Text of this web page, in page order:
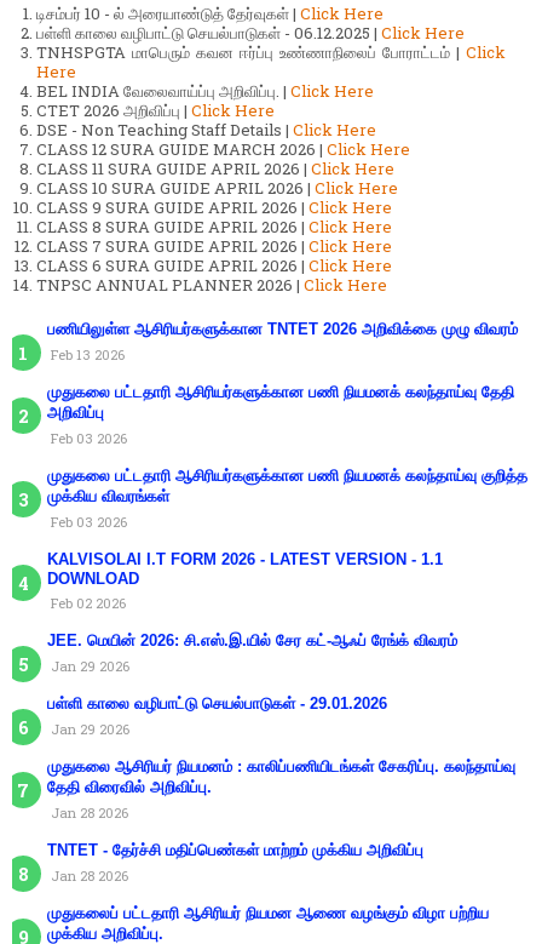
டிசம்பர் 10 - ல் அரையாண்டுத் தேர்வுகள் | Click Here
பள்ளி காலை வழிபாட்டு செயல்பாடுகள் - 06.12.2025 | Click Here
TNHSPGTA மாபெரும் கவன ஈர்ப்பு உண்ணாநிலைப் போராட்டம் | Click
Here
BEL INDIA வேலைவாய்ப்பு அறிவிப்பு. | Click Here
CTET 2026 அறிவிப்பு | Click Here
DSE - Non Teaching Staff Details | Click Here
CLASS 12 SURA GUIDE MARCH 2026 | Click Here
CLASS 11 SURA GUIDE APRIL 2026 | Click Here
CLASS 10 SURA GUIDE APRIL 2026 | Click Here
CLASS 9 SURA GUIDE APRIL 2026 | Click Here
CLASS 8 SURA GUIDE APRIL 2026 | Click Here
CLASS 7 SURA GUIDE APRIL 2026 | Click Here
CLASS 6 SURA GUIDE APRIL 2026 | Click Here
TNPSC ANNUAL PLANNER 2026 | Click Here
பணியிலுள்ள ஆசிரியர்களுக்கான TNTET 2026 அறிவிக்கை முழு விவரம்
Feb 13 2026
முதுகலை பட்டதாரி ஆசிரியர்களுக்கான பணி நியமனக் கலந்தாய்வு தேதி
அறிவிப்பு
Feb 03 2026
முதுகலை பட்டதாரி ஆசிரியர்களுக்கான பணி நியமனக் கலந்தாய்வு குறித்த
முக்கிய விவரங்கள்
Feb 03 2026
KALVISOLAI I.T FORM 2026 - LATEST VERSION - 1.1
DOWNLOAD
Feb 02 2026
JEE. மெயின் 2026: சி.எஸ்.இ.யில் சேர கட்-ஆஃப் ரேங்க் விவரம்
Jan 29 2026
பள்ளி காலை வழிபாட்டு செயல்பாடுகள் - 29.01.2026
Jan 29 2026
முதுகலை ஆசிரியர் நியமனம் : காலிப்பணியிடங்கள் சேகரிப்பு. கலந்தாய்வு
தேதி விரைவில் அறிவிப்பு.
Jan 28 2026
TNTET - தேர்ச்சி மதிப்பெண்கள் மாற்றம் முக்கிய அறிவிப்பு
Jan 28 2026
முதுகலைப் பட்டதாரி ஆசிரியர் நியமன ஆணை வழங்கும் விழா பற்றிய
முக்கிய அறிவிப்பு.